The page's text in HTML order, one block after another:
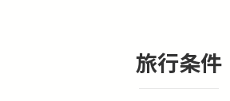
旅行条件